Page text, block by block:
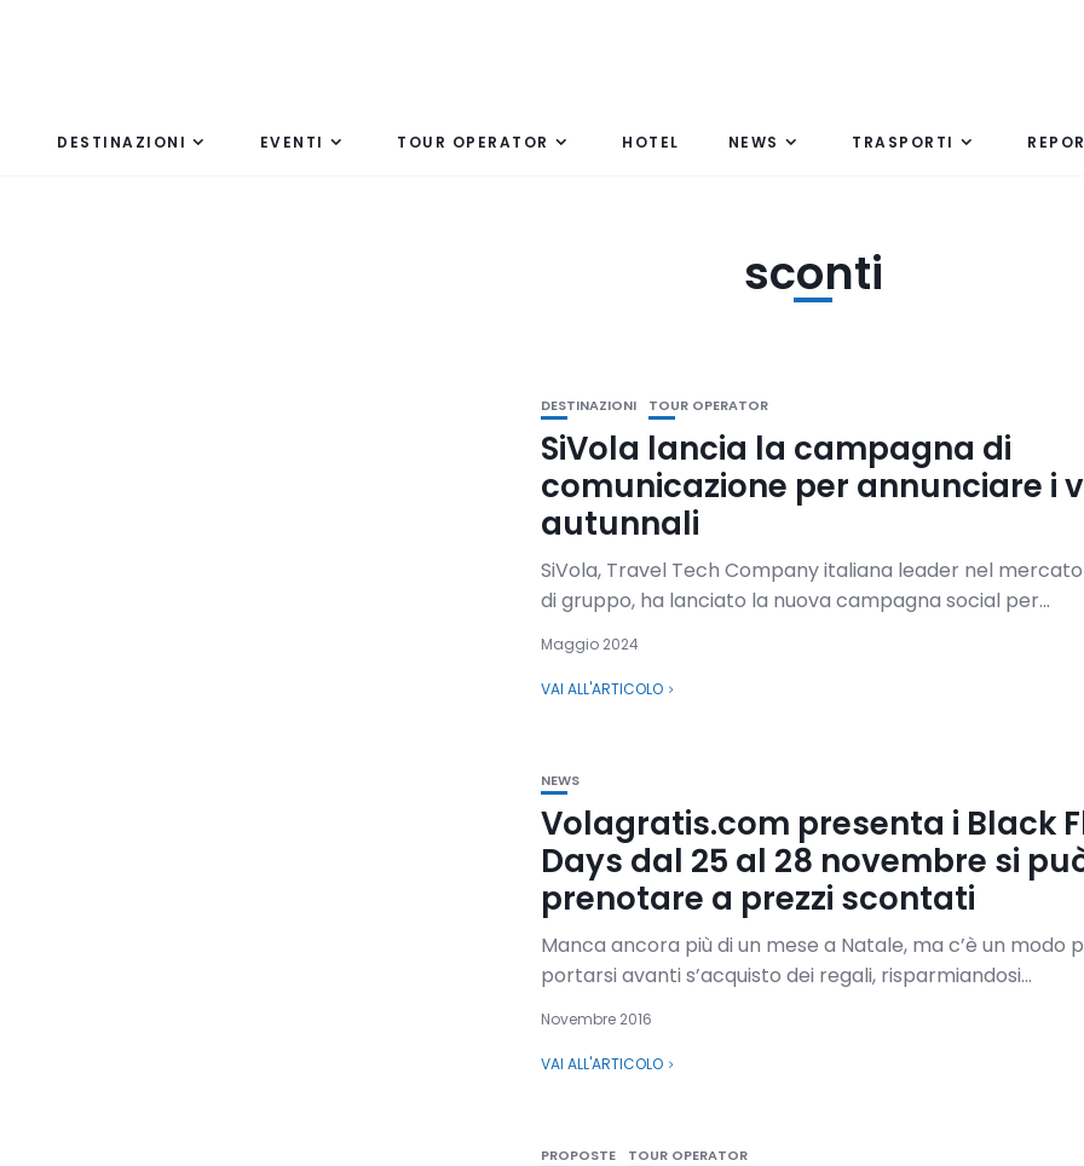
DESTINAZIONI EVENTI TOUR OPERATOR HOTEL NEWS TRASPORTI
sconti
DESTINAZIONI TOUR OPERATOR
SiVola lancia la campagna di
comunicazione per annunciare i
autunnali
SiVola, Travel Tech Company italiana leader nel
di gruppo, ha lanciato la nuova campagna social per...
Maggio 2024
VAI ALL'ARTICOLO
NEWS
Volagratis.com presenta i Black
Days dal 25 al 28 novembre si
prenotare a prezzi scontati
Manca ancora più di un mese a Natale, ma c’è un modo
portarsi avanti s’acquisto dei regali, risparmiandosi...
Novembre 2016
VAI ALL'ARTICOLO
PROPOSTE TOUR OPERATOR